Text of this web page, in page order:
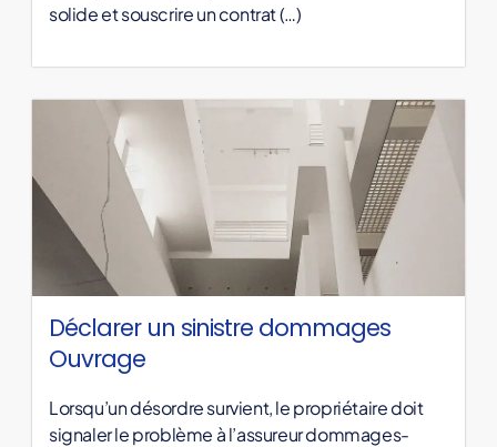
solide et souscrire un contrat (…)
Déclarer un sinistre dommages
Ouvrage
Lorsqu’un désordre survient, le propriétaire doit
signaler le problème à l’assureur dommages-